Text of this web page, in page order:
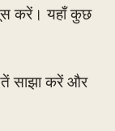
करें। यहाँ कुछ
साझा करें और